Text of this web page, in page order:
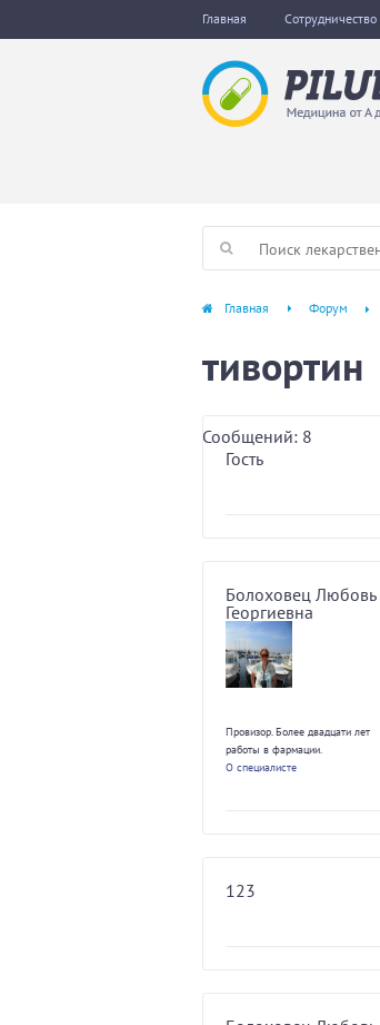
Главная Сотрудничество
Главная Форум
тивортин
Сообщений: 8
Гость
Болоховец Любовь
Георгиевна
Провизор. Более двадцати лет
работы в фармации.
О специалисте
123